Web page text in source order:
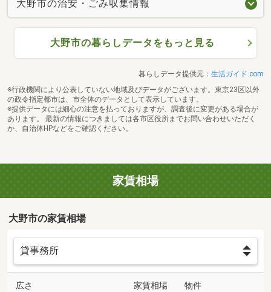
大野市の治安・ごみ収集情報
大野市の暮らしデータをもっと見る
暮らしデータ提供元： 生活ガイド.com
※行政機関により公表していない地域及びデータがございます。東京23区以外
の政令指定都市は、市全体のデータとして表示しています。
※提供データには細心の注意を払っておりますが、調査後に変更がある場合が
あります。 最新の情報につきましては各市区役所までお問い合わせいただく
か、自治体HPなどをご確認ください。
家賃相場
大野市の家賃相場
広さ 家賃相場 物件